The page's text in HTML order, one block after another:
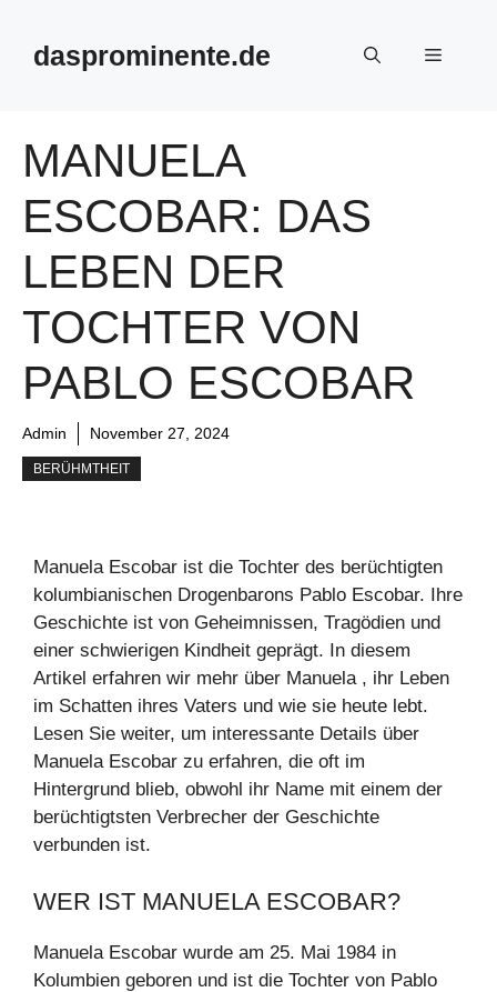
contentdasprominente.de Menu
MANUELA
ESCOBAR: DAS
LEBEN DER
TOCHTER VON
PABLO ESCOBAR
Admin November 27, 2024
BERÜHMTHEIT
Manuela Escobar ist die Tochter des berüchtigten
kolumbianischen Drogenbarons Pablo Escobar. Ihre
Geschichte ist von Geheimnissen, Tragödien und
einer schwierigen Kindheit geprägt. In diesem
Artikel erfahren wir mehr über Manuela , ihr Leben
im Schatten ihres Vaters und wie sie heute lebt.
Lesen Sie weiter, um interessante Details über
Manuela Escobar zu erfahren, die oft im
Hintergrund blieb, obwohl ihr Name mit einem der
berüchtigtsten Verbrecher der Geschichte
verbunden ist.
WER IST MANUELA ESCOBAR?
Manuela Escobar wurde am 25. Mai 1984 in
Kolumbien geboren und ist die Tochter von Pablo